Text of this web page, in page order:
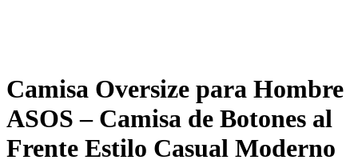
Camisa Oversize para Hombre
ASOS – Camisa de Botones al
Frente Estilo Casual Moderno